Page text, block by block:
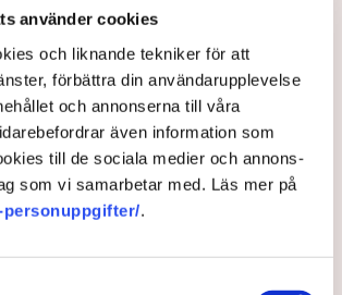
använder cookies
och liknande tekniker för att
förbättra din användarupplevelse
och annonserna till våra
även information som
till de sociala medier och annons-
som vi samarbetar med. Läs mer på
.
pandemin är överrepresenterade bland
också blivit dyrare för staten än väntat.
nettokostnaden bli 2,6 miljarder kronor
Enligt Riksrevisionens
snarare cirka 10 miljarder kronor.
var i januari 2024 att 12–16 miljarder
anstånden inte kommer att kunna